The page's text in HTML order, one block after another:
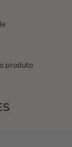
produto